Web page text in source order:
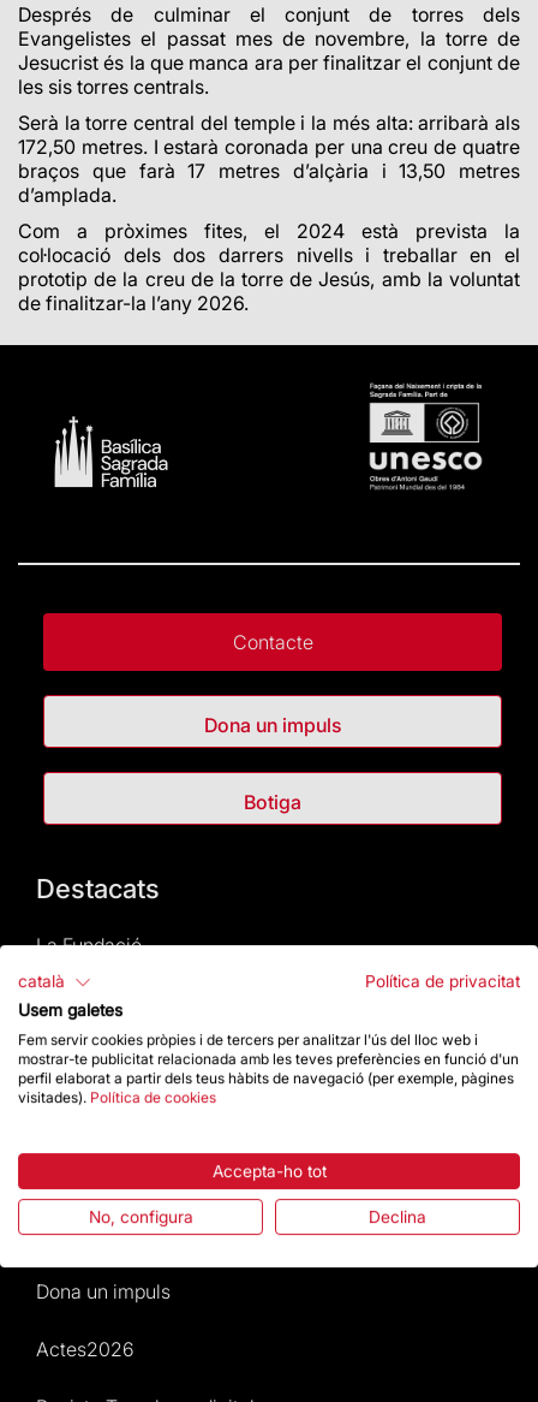
Després de culminar el conjunt de torres dels
Evangelistes el passat mes de novembre, la torre de
Jesucrist és la que manca ara per finalitzar el conjunt de
les sis torres centrals.
Serà la torre central del temple i la més alta: arribarà als
172,50 metres. I estarà coronada per una creu de quatre
braços que farà 17 metres d’alçària i 13,50 metres
d’amplada.
Com a pròximes fites, el 2024 està prevista la
col·locació dels dos darrers nivells i treballar en el
prototip de la creu de la torre de Jesús, amb la voluntat
de finalitzar-la l’any 2026.
Contacte
Dona un impuls
Botiga
Destacats
La Fundació
Preguntes freqüents
Atenció al Visitant
Agenda
Dona un impuls
Actes2026
català
Política de privacitat
Usem galetes
Fem servir cookies pròpies i de tercers per analitzar l'ús del lloc web i
mostrar-te publicitat relacionada amb les teves preferències en funció d'un
perfil elaborat a partir dels teus hàbits de navegació (per exemple, pàgines
visitades). Política de cookies
Accepta-ho tot
No, configura Declina